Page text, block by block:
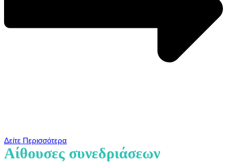
Δείτε Περισσότερα
Αίθουσες συνεδριάσεων